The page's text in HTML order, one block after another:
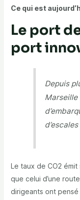
Ce qui est
Le port
port
Depuis
Marseille
Le taux de CO2
que celui d’une
dirigeants ont